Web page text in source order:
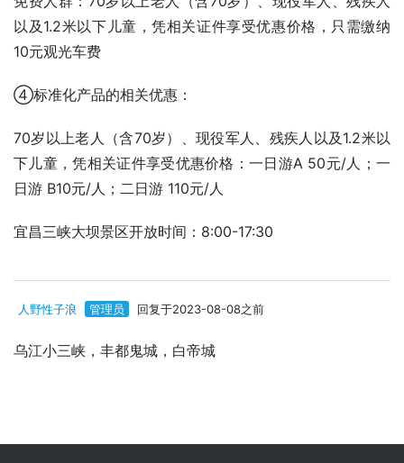
以及1.2米以下儿童，凭相关证件享受优惠价格，只需缴纳
10元观光车费
④标准化产品的相关优惠：
70岁以上老人（含70岁）、现役军人、残疾人以及1.2米以
下儿童，凭相关证件享受优惠价格：一日游A 50元/人；一
日游 B10元/人；二日游 110元/人
宜昌三峡大坝景区开放时间：8:00-17:30
人野性子浪 管理员 回复于2023-08-08之前
乌江小三峡，丰都鬼城，白帝城